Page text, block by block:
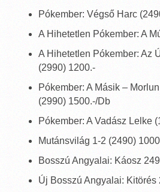
Pókember: Végső Harc
A Hihetetlen Pókember: A
A Hihetetlen Pókember: Az
(2990) 1200.-
Pókember: A Másik –
(2990) 1500.-/Db
Pókember: A Vadász Lelke
Mutánsvilág 1-2 (2490)
Bosszú Angyalai: Káosz
Új Bosszú Angyalai: Kitörés